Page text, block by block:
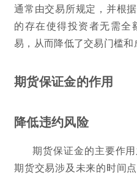
通常由交易所规定，并根
的存在使得投资者无需全
易，从而降低了交易门槛和
期货保证金的作用
降低违约风险
期货保证金的主要作
期货交易涉及未来的时间